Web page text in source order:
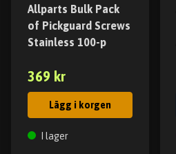
Allparts Bulk Pack
of Pickguard Screws
Stainless 100-p
369 kr
Lägg i korgen
I lager